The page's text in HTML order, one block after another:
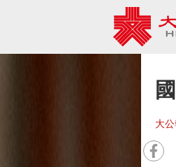
大